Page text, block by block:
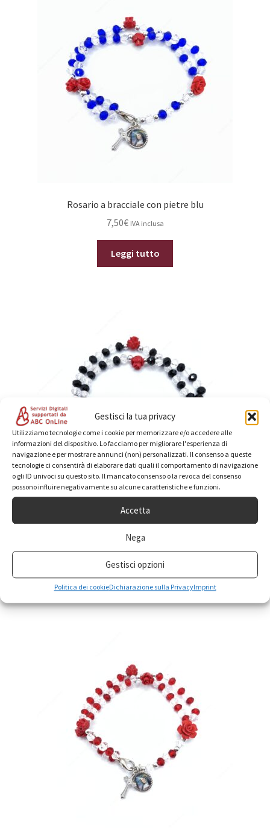
Gestisci la tua privacy
Utilizziamo tecnologie come i cookie per memorizzare e/o accedere alle
informazioni del dispositivo. Lo facciamo per migliorare l'esperienza di
navigazione e per mostrare annunci (non) personalizzati. Il consenso a queste
tecnologie ci consentirà di elaborare dati quali il comportamento di navigazione
o gli ID univoci su questo sito. Il mancato consenso o la revoca del consenso
possono influire negativamente su alcune caratteristiche e funzioni.
Accetta
Nega
Gestisci opzioni
Politica dei cookieDichiarazione sulla PrivacyImprint
Rosario a bracciale con pietre blu
7,50€ IVA inclusa
Leggi tutto
Rosario a bracciale con pietre nere
€
Aggiungi al carrello